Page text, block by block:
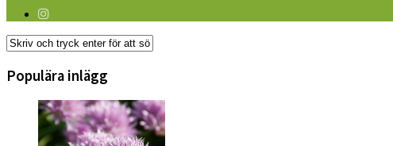
Populära inlägg